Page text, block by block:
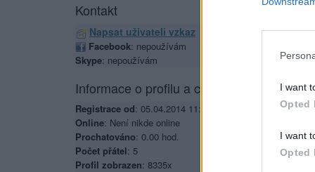
I want
Opted
I want
Opted
Kontakt
Napsat uživateli vzkaz
Facebook: nepoužívám
Skype: nepoužívám
Informace o profilu a chatu
Registrace od: 05.04.2014 11:28
Online: Není nikde online
Prochatováno: 0.00 hod.
Počet přátel: 5
Profil zobrazen: 8335x